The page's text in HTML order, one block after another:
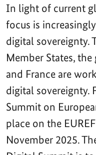
In light of current
focus is
digital sovereignty.
Member States,
and France are
digital sovereignty.
Summit on
place on the
November 2025.